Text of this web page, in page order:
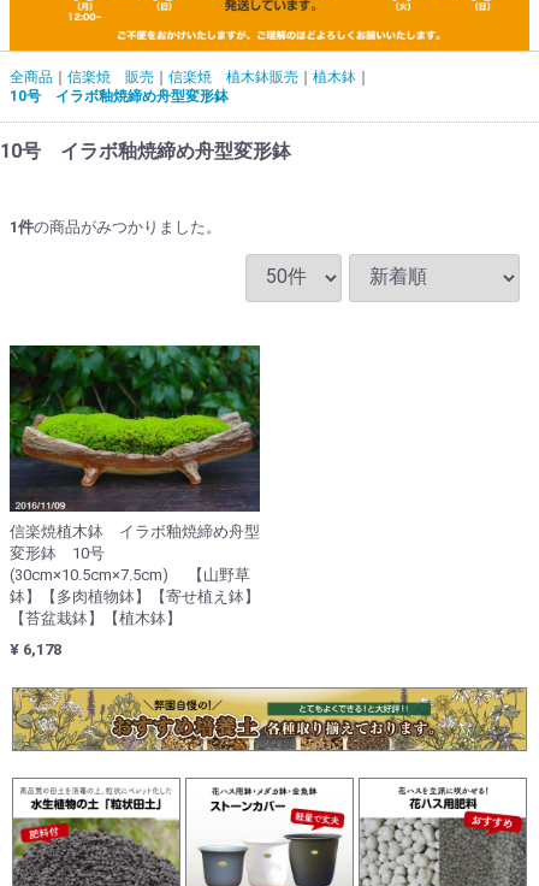
全商品 信楽焼 販売 信楽焼 植木鉢販売
植木鉢
10号 イラボ釉焼締め舟型変形鉢
10号 イラボ釉焼締め舟型変形鉢
1件の商品がみつかりました。
信楽焼植木鉢 イラボ釉焼締め舟型
変形鉢 10号
(30cm×10.5cm×7.5cm) 【山野草
鉢】【多肉植物鉢】【寄せ植え鉢】
【苔盆栽鉢】【植木鉢】
¥ 6,178